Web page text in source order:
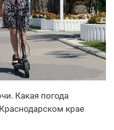
Какая погода
крае